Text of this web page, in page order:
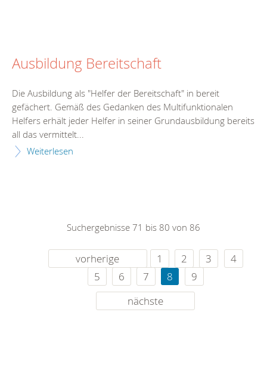
Ausbildung Bereitschaft
Die Ausbildung als "Helfer der Bereitschaft" in bereit
gefächert. Gemäß des Gedanken des Multifunktionalen
Helfers erhält jeder Helfer in seiner Grundausbildung bereits
all das vermittelt...
Weiterlesen
Suchergebnisse 71 bis 80 von 86
vorherige 1 2 3
4
5
6 7 8
9
nächste